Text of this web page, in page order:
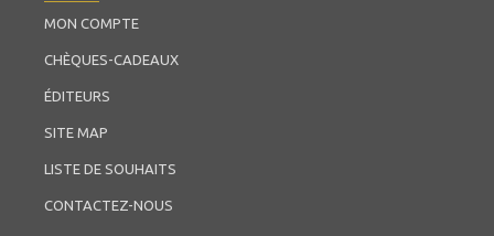
MON COMPTE
CHÈQUES-CADEAUX
ÉDITEURS
SITE MAP
LISTE DE SOUHAITS
CONTACTEZ-NOUS